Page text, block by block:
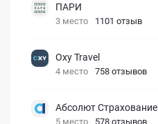
ПАРИ
3 место 1101 отзыв
Oxy Travel
4 место 758 отзывов
Абсолют Страхование
5 место 578 отзывов